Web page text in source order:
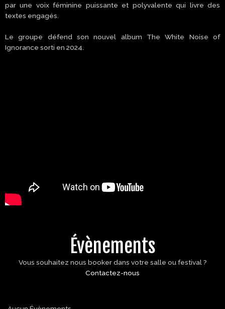
par une voix féminine puissante et polyvalente qui livre des
textes engagés.
Le groupe défend son nouvel album The White Noise of
Ignorance sorti en 2024.
Évènements
Vous souhaitez nous booker dans votre salle ou festival ?
Contactez-nous